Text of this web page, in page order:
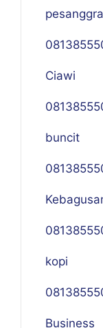
Ciawi
buncit
kopi
Business